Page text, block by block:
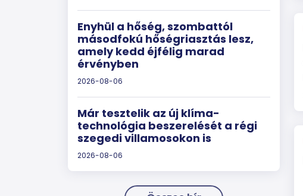
Enyhül a hőség, szombattól
másodfokú hőségriasztás lesz,
amely kedd éjfélig marad
érvényben
2026-08-06
Már tesztelik az új klíma-
technológia beszerelését a régi
szegedi villamosokon is
2026-08-06